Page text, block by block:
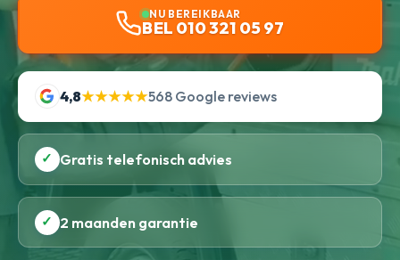
NU BEREIKBAAR
BEL 010 321 05 97
4,8★★★★★568 Google reviews
✓ Gratis telefonisch advies
✓ 2 maanden garantie